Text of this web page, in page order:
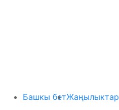
Башкы бетЖаңылыктар